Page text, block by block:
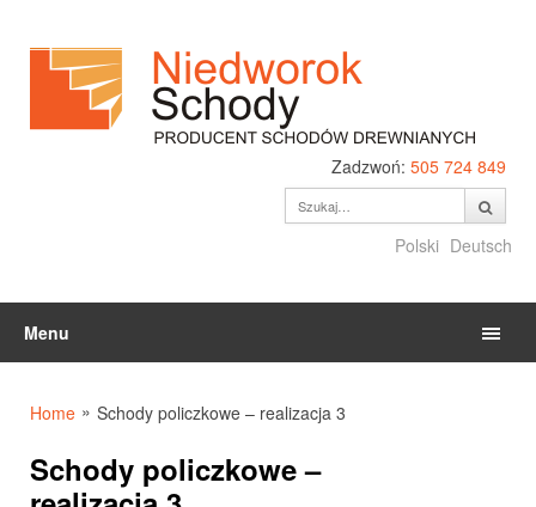
Zadzwoń: 505 724 849
Polski Deutsch
Menu
Home » Schody policzkowe – realizacja 3
Schody policzkowe –